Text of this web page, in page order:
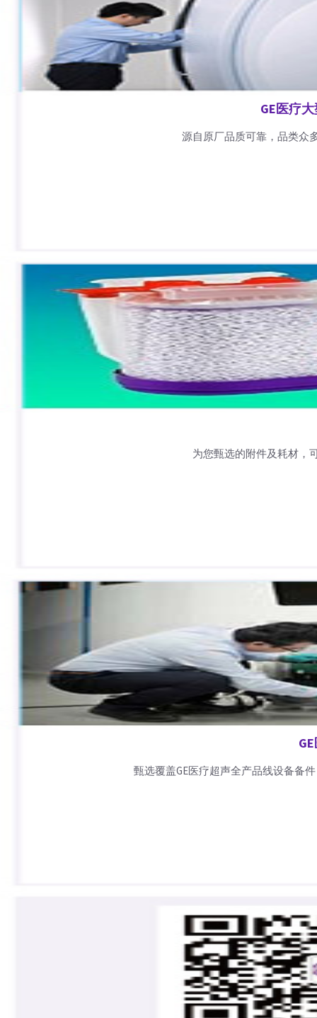
GE医疗
源自原厂品质可靠，品类众
为您甄选的附件及耗材，
甄选覆盖GE医疗超声全产品线设备备